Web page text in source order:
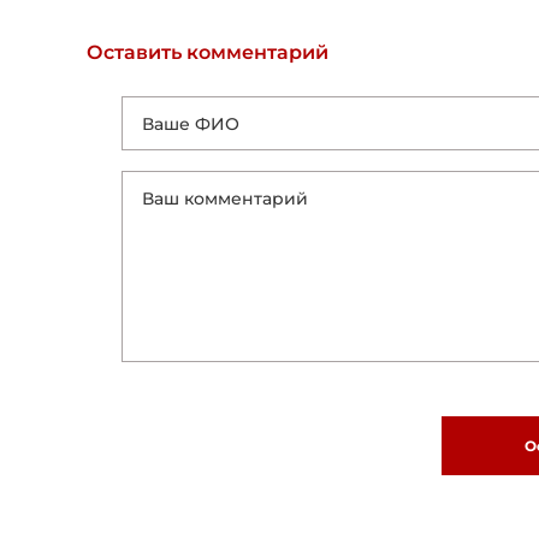
Оставить комментарий